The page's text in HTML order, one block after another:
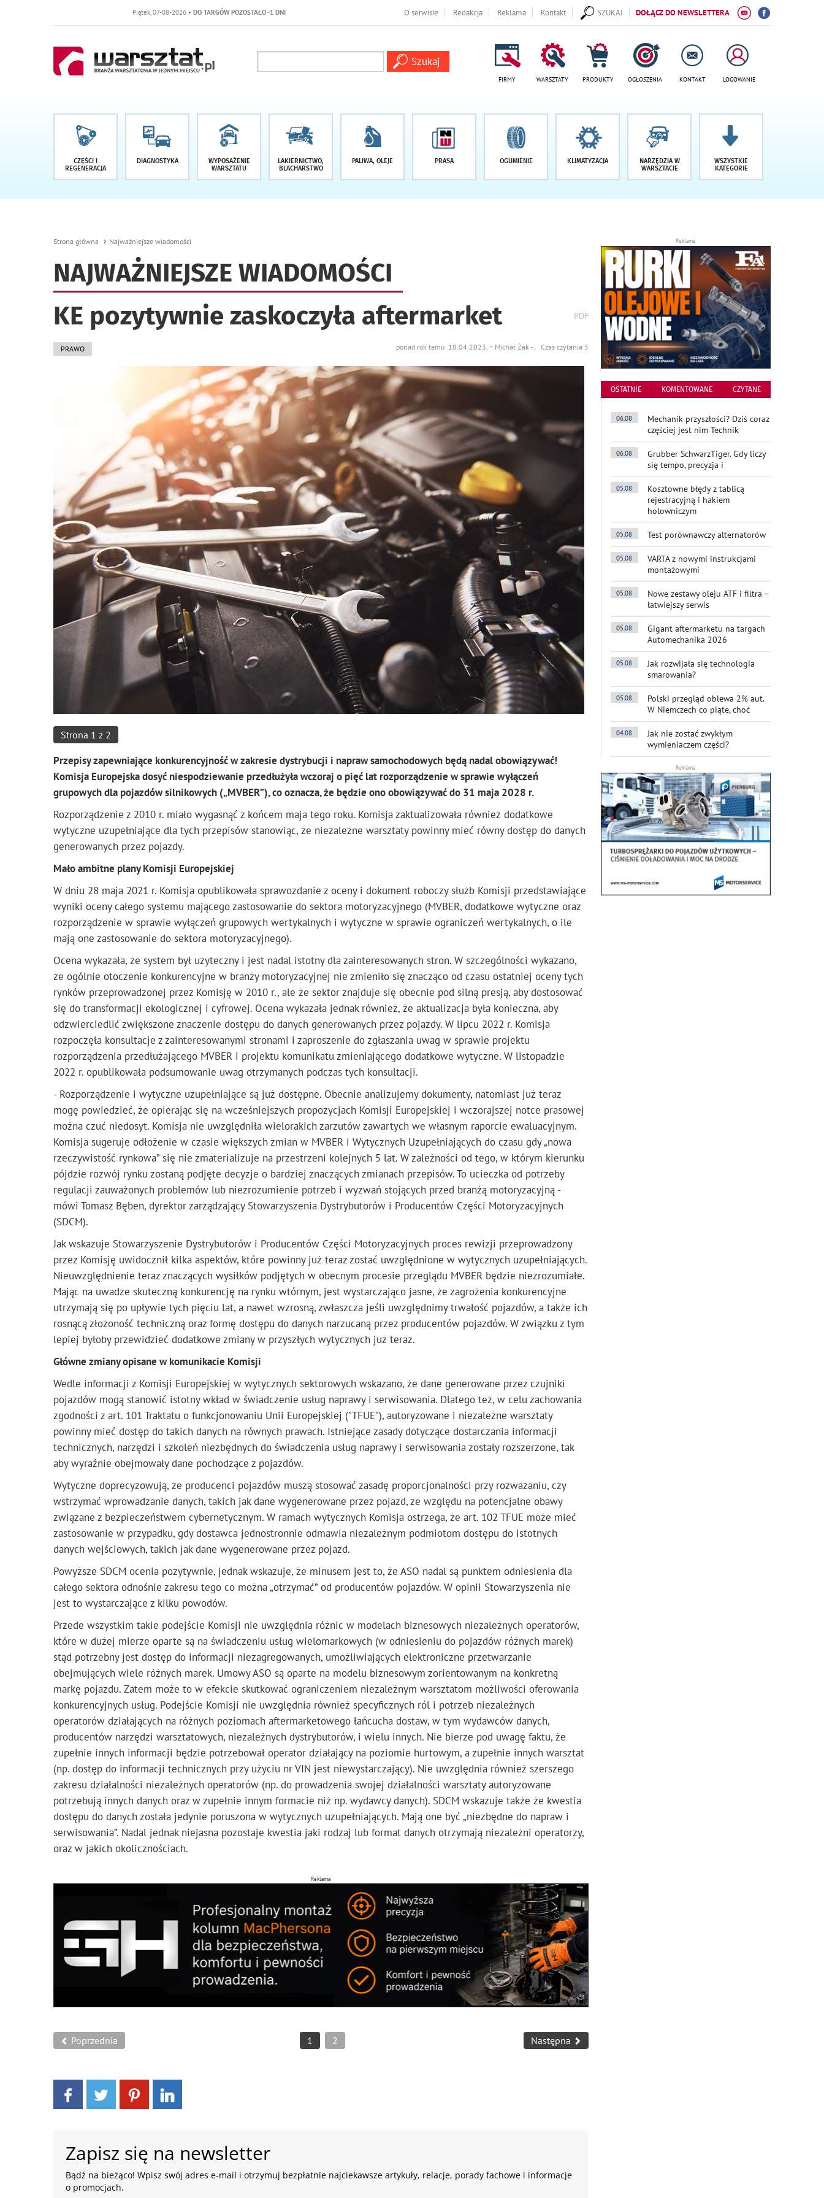
Piątek, 07-08-2026• DO TARGÓW POZOSTAŁO -1 DNI O serwisie Redakcja Reklama Kontakt DOŁĄCZ DO NEWSLETTERA
SZUKAJ
FIRMY WARSZTATY PRODUKTY OGŁOSZENIA KONTAKT LOGOWANIE
CZĘŚCI I
REGENERACJA
DIAGNOSTYKA
WYPOSAŻENIE
WARSZTATU
LAKIERNICTWO,
BLACHARSTWO
PALIWA, OLEJE PRASA OGUMIENIE KLIMATYZACJA
NARZĘDZIA W
WARSZTACIE
WSZYSTKIE
KATEGORIE
Strona główna Najważniejsze wiadomości
NAJWAŻNIEJSZE WIADOMOŚCI
KE pozytywnie zaskoczyła aftermarket
wydrukuj
podstronę
PDF
PRAWO ponad rok temu 18.04.2023, ~ Michał Żak - , Czas czytania 5
Strona 1 z 2
Przepisy zapewniające konkurencyjność w zakresie dystrybucji i napraw samochodowych będą nadal obowiązywać!
Komisja Europejska dosyć niespodziewanie przedłużyła wczoraj o pięć lat rozporządzenie w sprawie wyłączeń
grupowych dla pojazdów silnikowych („MVBER”), co oznacza, że będzie ono obowiązywać do 31 maja 2028 r.
Rozporządzenie z 2010 r. miało wygasnąć z końcem maja tego roku. Komisja zaktualizowała również dodatkowe
wytyczne uzupełniające dla tych przepisów stanowiąc, że niezależne warsztaty powinny mieć równy dostęp do danych
generowanych przez pojazdy.
Mało ambitne plany Komisji Europejskiej
W dniu 28 maja 2021 r. Komisja opublikowała sprawozdanie z oceny i dokument roboczy służb Komisji przedstawiające
wyniki oceny całego systemu mającego zastosowanie do sektora motoryzacyjnego (MVBER, dodatkowe wytyczne oraz
rozporządzenie w sprawie wyłączeń grupowych wertykalnych i wytyczne w sprawie ograniczeń wertykalnych, o ile
mają one zastosowanie do sektora motoryzacyjnego).
Ocena wykazała, że system był użyteczny i jest nadal istotny dla zainteresowanych stron. W szczególności wykazano,
że ogólnie otoczenie konkurencyjne w branży motoryzacyjnej nie zmieniło się znacząco od czasu ostatniej oceny tych
rynków przeprowadzonej przez Komisję w 2010 r., ale że sektor znajduje się obecnie pod silną presją, aby dostosować
się do transformacji ekologicznej i cyfrowej. Ocena wykazała jednak również, że aktualizacja była konieczna, aby
odzwierciedlić zwiększone znaczenie dostępu do danych generowanych przez pojazdy. W lipcu 2022 r. Komisja
rozpoczęła konsultacje z zainteresowanymi stronami i zaproszenie do zgłaszania uwag w sprawie projektu
rozporządzenia przedłużającego MVBER i projektu komunikatu zmieniającego dodatkowe wytyczne. W listopadzie
2022 r. opublikowała podsumowanie uwag otrzymanych podczas tych konsultacji.
- Rozporządzenie i wytyczne uzupełniające są już dostępne. Obecnie analizujemy dokumenty, natomiast już teraz
mogę powiedzieć, że opierając się na wcześniejszych propozycjach Komisji Europejskiej i wczorajszej notce prasowej
można czuć niedosyt. Komisja nie uwzględniła wielorakich zarzutów zawartych we własnym raporcie ewaluacyjnym.
Komisja sugeruje odłożenie w czasie większych zmian w MVBER i Wytycznych Uzupełniających do czasu gdy „nowa
rzeczywistość rynkowa” się nie zmaterializuje na przestrzeni kolejnych 5 lat. W zależności od tego, w którym kierunku
pójdzie rozwój rynku zostaną podjęte decyzje o bardziej znaczących zmianach przepisów. To ucieczka od potrzeby
regulacji zauważonych problemów lub niezrozumienie potrzeb i wyzwań stojących przed branżą motoryzacyjną -
mówi Tomasz Bęben, dyrektor zarządzający Stowarzyszenia Dystrybutorów i Producentów Części Motoryzacyjnych
(SDCM).
Jak wskazuje Stowarzyszenie Dystrybutorów i Producentów Części Motoryzacyjnych proces rewizji przeprowadzony
przez Komisję uwidocznił kilka aspektów, które powinny już teraz zostać uwzględnione w wytycznych uzupełniających.
Nieuwzględnienie teraz znaczących wysiłków podjętych w obecnym procesie przeglądu MVBER będzie niezrozumiałe.
Mając na uwadze skuteczną konkurencję na rynku wtórnym, jest wystarczająco jasne, że zagrożenia konkurencyjne
utrzymają się po upływie tych pięciu lat, a nawet wzrosną, zwłaszcza jeśli uwzględnimy trwałość pojazdów, a także ich
rosnącą złożoność techniczną oraz formę dostępu do danych narzucaną przez producentów pojazdów. W związku z tym
lepiej byłoby przewidzieć dodatkowe zmiany w przyszłych wytycznych już teraz.
Główne zmiany opisane w komunikacie Komisji
Wedle informacji z Komisji Europejskiej w wytycznych sektorowych wskazano, że dane generowane przez czujniki
pojazdów mogą stanowić istotny wkład w świadczenie usług naprawy i serwisowania. Dlatego też, w celu zachowania
zgodności z art. 101 Traktatu o funkcjonowaniu Unii Europejskiej ("TFUE"), autoryzowane i niezależne warsztaty
powinny mieć dostęp do takich danych na równych prawach. Istniejące zasady dotyczące dostarczania informacji
technicznych, narzędzi i szkoleń niezbędnych do świadczenia usług naprawy i serwisowania zostały rozszerzone, tak
aby wyraźnie obejmowały dane pochodzące z pojazdów.
Wytyczne doprecyzowują, że producenci pojazdów muszą stosować zasadę proporcjonalności przy rozważaniu, czy
wstrzymać wprowadzanie danych, takich jak dane wygenerowane przez pojazd, ze względu na potencjalne obawy
związane z bezpieczeństwem cybernetycznym. W ramach wytycznych Komisja ostrzega, że art. 102 TFUE może mieć
zastosowanie w przypadku, gdy dostawca jednostronnie odmawia niezależnym podmiotom dostępu do istotnych
danych wejściowych, takich jak dane wygenerowane przez pojazd.
Powyższe SDCM ocenia pozytywnie, jednak wskazuje, że minusem jest to, że ASO nadal są punktem odniesienia dla
całego sektora odnośnie zakresu tego co można „otrzymać” od producentów pojazdów. W opinii Stowarzyszenia nie
jest to wystarczające z kilku powodów.
Przede wszystkim takie podejście Komisji nie uwzględnia różnic w modelach biznesowych niezależnych operatorów,
które w dużej mierze oparte są na świadczeniu usług wielomarkowych (w odniesieniu do pojazdów różnych marek)
stąd potrzebny jest dostęp do informacji niezagregowanych, umożliwiających elektroniczne przetwarzanie
obejmujących wiele różnych marek. Umowy ASO są oparte na modelu biznesowym zorientowanym na konkretną
markę pojazdu. Zatem może to w efekcie skutkować ograniczeniem niezależnym warsztatom możliwości oferowania
konkurencyjnych usług. Podejście Komisji nie uwzględnia również specyficznych ról i potrzeb niezależnych
operatorów działających na różnych poziomach aftermarketowego łańcucha dostaw, w tym wydawców danych,
producentów narzędzi warsztatowych, niezależnych dystrybutorów, i wielu innych. Nie bierze pod uwagę faktu, że
zupełnie innych informacji będzie potrzebował operator działający na poziomie hurtowym, a zupełnie innych warsztat
(np. dostęp do informacji technicznych przy użyciu nr VIN jest niewystarczający). Nie uwzględnia również szerszego
zakresu działalności niezależnych operatorów (np. do prowadzenia swojej działalności warsztaty autoryzowane
potrzebują innych danych oraz w zupełnie innym formacie niż np. wydawcy danych). SDCM wskazuje także że kwestia
dostępu do danych została jedynie poruszona w wytycznych uzupełniających. Mają one być „niezbędne do napraw i
serwisowania”. Nadal jednak niejasna pozostaje kwestia jaki rodzaj lub format danych otrzymają niezależni operatorzy,
oraz w jakich okolicznościach.
Reklama
Poprzednia 1 2 Następna
Zapisz się na newsletter
Bądź na bieżąco! Wpisz swój adres e-mail i otrzymuj bezpłatnie najciekawsze artykuły, relacje, porady fachowe i informacje
o promocjach.
Reklama
OSTATNIE KOMENTOWANE CZYTANE
06.08
Mechanik przyszłości? Dziś coraz
częściej jest nim Technik
06.08
Grubber SchwarzTiger. Gdy liczy
się tempo, precyzja i
05.08
Kosztowne błędy z tablicą
rejestracyjną i hakiem
holowniczym
05.08 Test porównawczy alternatorów
05.08
VARTA z nowymi instrukcjami
montażowymi
05.08
Nowe zestawy oleju ATF i filtra –
łatwiejszy serwis
05.08
Gigant aftermarketu na targach
Automechanika 2026
05.08
Jak rozwijała się technologia
smarowania?
05.08
Polski przegląd oblewa 2% aut.
W Niemczech co piąte, choć
04.08
Jak nie zostać zwykłym
wymieniaczem części?
Reklama